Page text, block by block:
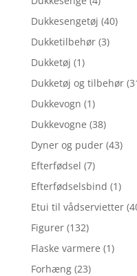
Dukkesengetøj (40)
Dukketilbehør (3)
Dukketøj (1)
Dukketøj og tilbehør
Dukkevogn (1)
Dukkevogne (38)
Dyner og puder (43)
Efterfødsel (7)
Efterfødselsbind (1)
Etui til vådservietter
Figurer (132)
Flaske varmere (1)
Forhæng (23)